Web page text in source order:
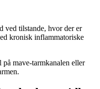
ved tilstande, hvor der er
kronisk inflammatoriske
mave-tarmkanalen eller